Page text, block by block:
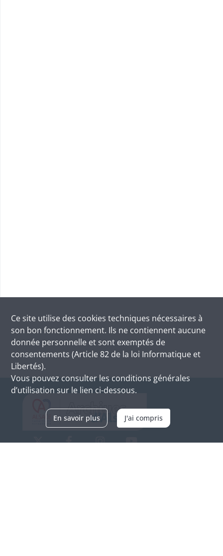
Ce site utilise des cookies techniques nécessaires à
son bon fonctionnement. Ils ne contiennent aucune
donnée personnelle et sont exemptés de
consentements (Article 82 de la loi Informatique et
Libertés).
Vous pouvez consulter les conditions générales
d’utilisation sur le lien ci-dessous.
En savoir plus J'ai compris